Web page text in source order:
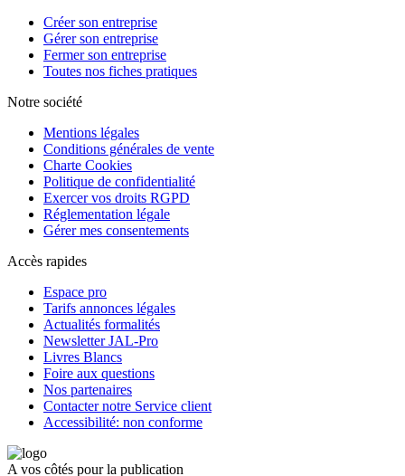
Créer son entreprise
Gérer son entreprise
Fermer son entreprise
Toutes nos fiches pratiques
Notre société
Mentions légales
Conditions générales de vente
Charte Cookies
Politique de confidentialité
Exercer vos droits RGPD
Réglementation légale
Gérer mes consentements
Accès rapides
Espace pro
Tarifs annonces légales
Actualités formalités
Newsletter JAL-Pro
Livres Blancs
Foire aux questions
Nos partenaires
Contacter notre Service client
Accessibilité: non conforme
A vos côtés pour la publication